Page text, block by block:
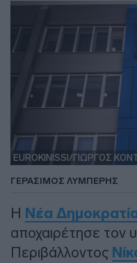
EUROKINISSI/ΓΙΩΡΓΟΣ
ΓΕΡΆΣΙΜΟΣ ΛΥΜΠΈΡΗΣ
Η Νέα
αποχαιρέτησε τον
Περιβάλλοντος